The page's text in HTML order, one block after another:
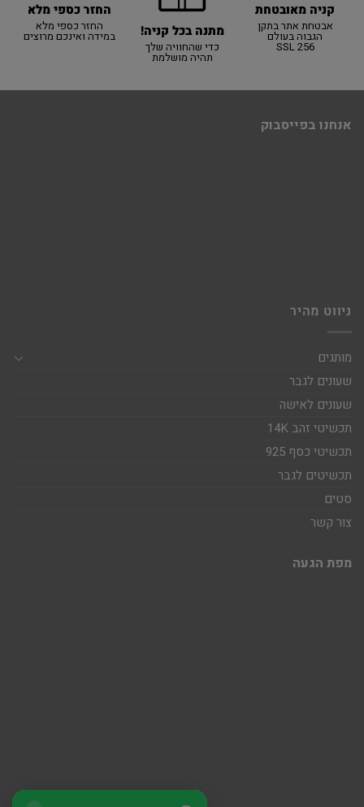
קניה מאובטחת
אבטחת אתר בתקן
הגבוה בעולם
SSL 256
מתנה בכל קניה!
כדי שהחוויה שלך
תהיה מושלמת
החזר כספי מלא
החזר כספי מלא
במידה ואינכם מרוצים
אנחנו בפייסבוק
ניווט מהיר
מותגים
שעונים לגבר
שעונים לאישה
תכשיטי זהב 14K
תכשיטי כסף 925
תכשיטים לגבר
סטים
צור קשר
מפת הגעה